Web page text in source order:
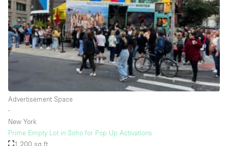
Raw
Rooftop / Terrace
Security System
Smoking Area
Soundproof
Stock Room
Street Level
Advertisement Space
∙
New York
Prime Empty Lot in Soho for Pop Up Activations
1,200 sq ft